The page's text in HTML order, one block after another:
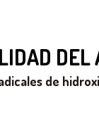
DEL
de